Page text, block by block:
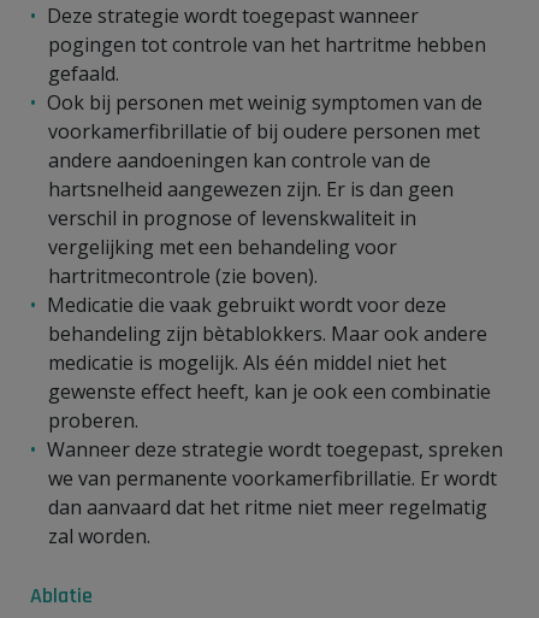
Deze strategie wordt toegepast wanneer
pogingen tot controle van het hartritme hebben
gefaald.
Ook bij personen met weinig symptomen van de
voorkamerfibrillatie of bij oudere personen met
andere aandoeningen kan controle van de
hartsnelheid aangewezen zijn. Er is dan geen
verschil in prognose of levenskwaliteit in
vergelijking met een behandeling voor
hartritmecontrole (zie boven).
Medicatie die vaak gebruikt wordt voor deze
behandeling zijn bètablokkers. Maar ook andere
medicatie is mogelijk. Als één middel niet het
gewenste effect heeft, kan je ook een combinatie
proberen.
Wanneer deze strategie wordt toegepast, spreken
we van permanente voorkamerfibrillatie. Er wordt
dan aanvaard dat het ritme niet meer regelmatig
zal worden.
Ablatie